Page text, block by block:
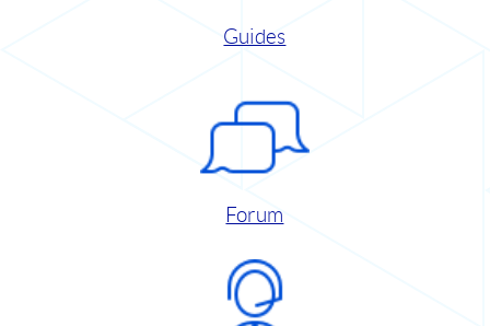
Guides
Forum